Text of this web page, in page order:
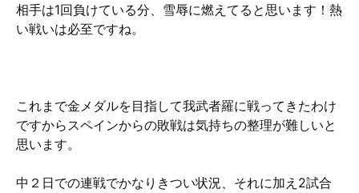
相手は1回負けている分、雪辱に燃えてると思います！熱
い戦いは必至ですね。
これまで金メダルを目指して我武者羅に戦ってきたわけ
ですからスペインからの敗戦は気持ちの整理が難しいと
思います。
中２日での連戦でかなりきつい状況、それに加え2試合